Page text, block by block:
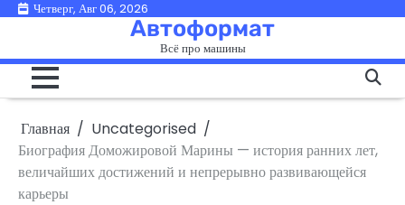
ПерейтиЧетверг, Авг 06, 2026
Автоформат
Всё про машины
Главная
Uncategorised
Биография Доможировой Марины — история ранних лет,
величайших достижений и непрерывно развивающейся
карьеры